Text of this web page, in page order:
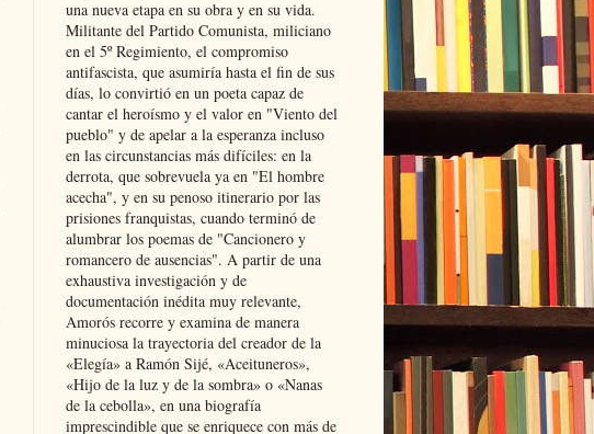
una nueva etapa en su obra y en su vida.
Militante del Partido Comunista, miliciano
en el 5º Regimiento, el compromiso
antifascista, que asumiría hasta el fin de sus
días, lo convirtió en un poeta capaz de
cantar el heroísmo y el valor en "Viento del
pueblo" y de apelar a la esperanza incluso
en las circunstancias más difíciles: en la
derrota, que sobrevuela ya en "El hombre
acecha", y en su penoso itinerario por las
prisiones franquistas, cuando terminó de
alumbrar los poemas de "Cancionero y
romancero de ausencias". A partir de una
exhaustiva investigación y de
documentación inédita muy relevante,
Amorós recorre y examina de manera
minuciosa la trayectoria del creador de la
«Elegía» a Ramón Sijé, «Aceituneros»,
«Hijo de la luz y de la sombra» o «Nanas
de la cebolla», en una biografía
imprescindible que se enriquece con más de